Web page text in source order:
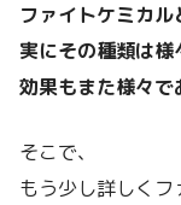
ファイトケミカル
実にその種類は様
効果もまた様々で
そこで、
もう少し詳しく